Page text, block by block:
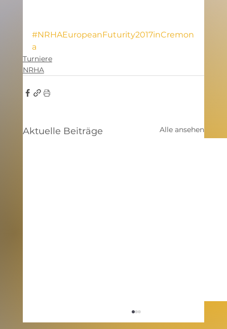
#NRHAEuropeanFuturity2017inCremon
a
Turniere
NRHA
Aktuelle Beiträge Alle ansehen